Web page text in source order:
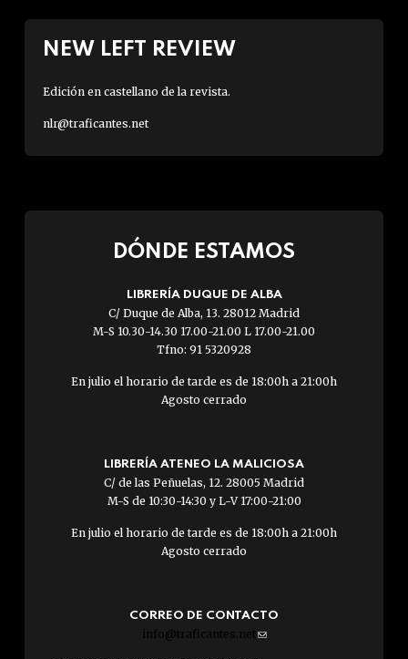
NEW LEFT REVIEW
Edición en castellano de la revista.
nlr@traficantes.net
DÓNDE ESTAMOS
LIBRERÍA DUQUE DE ALBA
C/ Duque de Alba, 13. 28012 Madrid
M-S 10.30-14.30 17.00-21.00 L 17.00-21.00
Tfno: 91 5320928
En julio el horario de tarde es de 18:00h a 21:00h
Agosto cerrado
LIBRERÍA ATENEO LA MALICIOSA
C/ de las Peñuelas, 12. 28005 Madrid
M-S de 10:30-14:30 y L-V 17:00-21:00
En julio el horario de tarde es de 18:00h a 21:00h
Agosto cerrado
CORREO DE CONTACTO
info@traficantes.net (link